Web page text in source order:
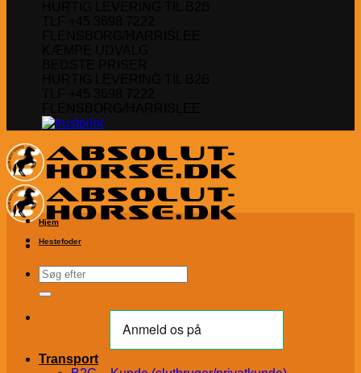
Søg
efter:
Transport
Hjem
Hestefoder